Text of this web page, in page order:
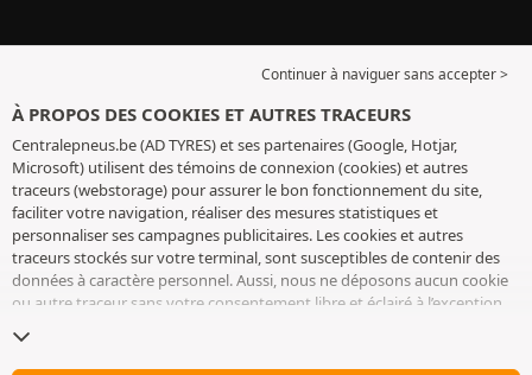
Continuer à naviguer sans accepter >
À PROPOS DES COOKIES ET AUTRES TRACEURS
Centralepneus.be (AD TYRES) et ses partenaires (Google, Hotjar,
Microsoft) utilisent des témoins de connexion (cookies) et autres
traceurs (webstorage) pour assurer le bon fonctionnement du site,
faciliter votre navigation, réaliser des mesures statistiques et
personnaliser ses campagnes publicitaires. Les cookies et autres
traceurs stockés sur votre terminal, sont susceptibles de contenir des
données à caractère personnel. Aussi, nous ne déposons aucun cookie
ou autre traceur sans votre consentement libre et éclairé à l’exception
conservons votre choix pendant 6 mois. Vous pouvez retirer votre
consentement à tout moment en vous rendant sur lapage cookies et